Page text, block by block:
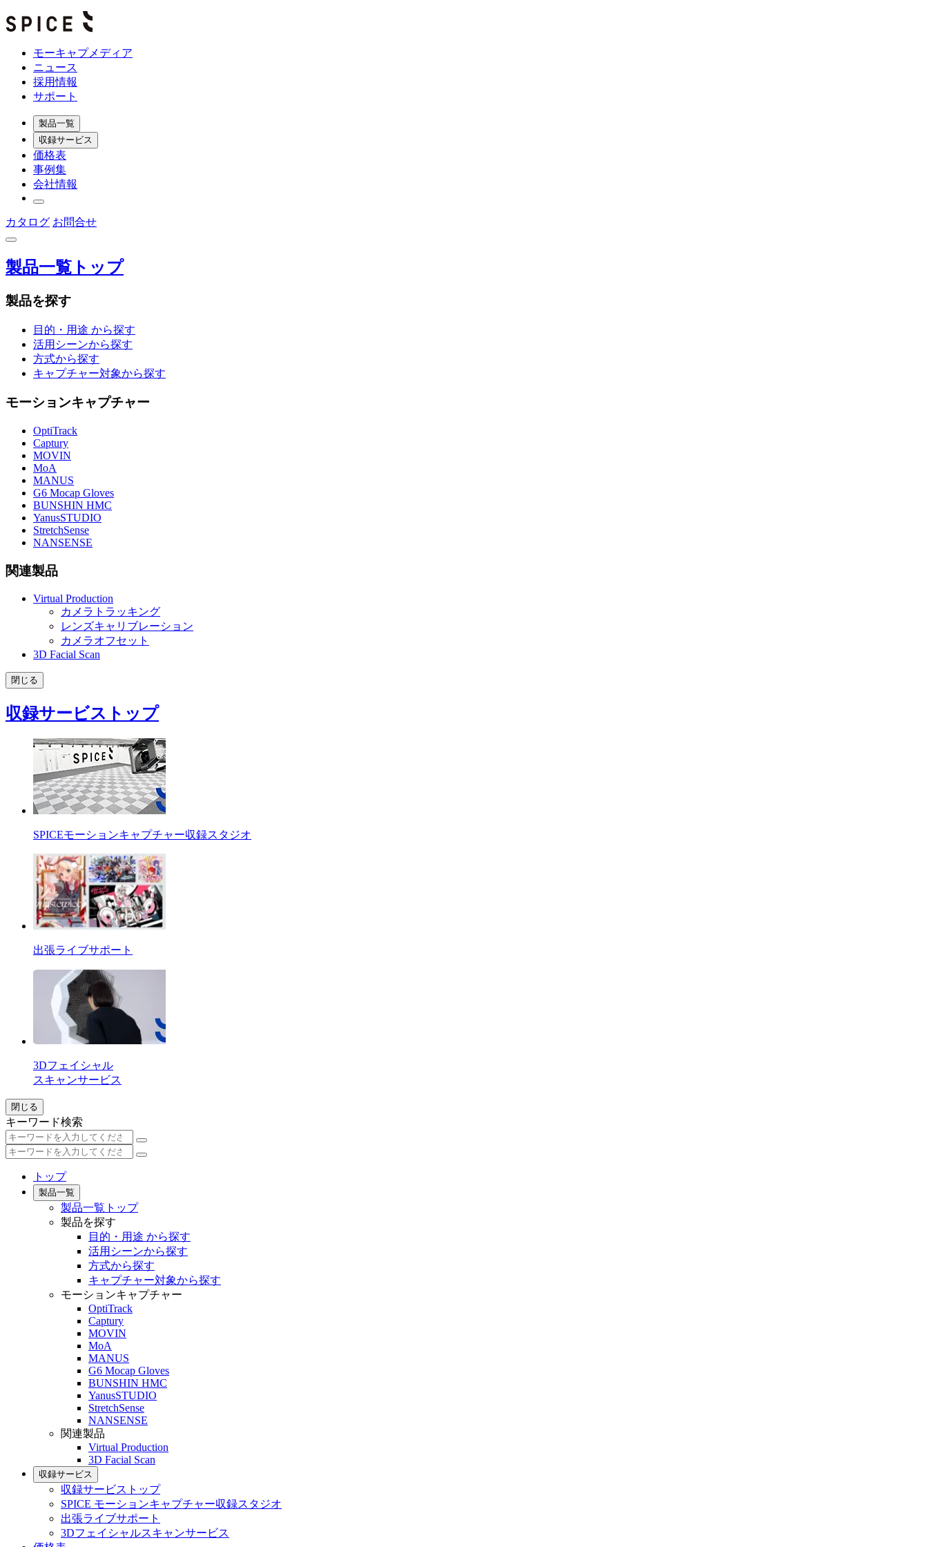
モーキャプメディア
ニュース
採用情報
サポート
製品一覧
収録サービス
価格表
事例集
会社情報
カタログ お問合せ
製品一覧トップ
製品を探す
目的・用途 から探す
活用シーンから探す
方式から探す
キャプチャー対象から探す
モーションキャプチャー
OptiTrack
Captury
MOVIN
MoA
MANUS
G6 Mocap Gloves
BUNSHIN HMC
YanusSTUDIO
StretchSense
NANSENSE
関連製品
Virtual Production
カメラトラッキング
レンズキャリブレーション
カメラオフセット
3D Facial Scan
閉じる
収録サービストップ
SPICEモーションキャプチャー収録スタジオ
出張ライブサポート
3Dフェイシャル
スキャンサービス
閉じる
キーワード検索
トップ
製品一覧
製品一覧トップ
製品を探す
目的・用途 から探す
活用シーンから探す
方式から探す
キャプチャー対象から探す
モーションキャプチャー
OptiTrack
Captury
MOVIN
MoA
MANUS
G6 Mocap Gloves
BUNSHIN HMC
YanusSTUDIO
StretchSense
NANSENSE
関連製品
Virtual Production
3D Facial Scan
収録サービス
収録サービストップ
SPICE モーションキャプチャー収録スタジオ
出張ライブサポート
3Dフェイシャルスキャンサービス